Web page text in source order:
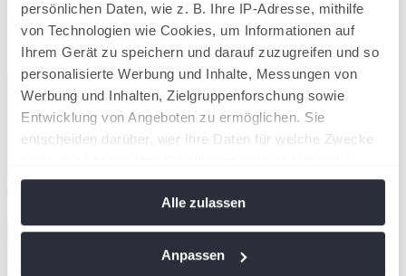
persönlichen Daten, wie z. B. Ihre IP-Adresse, mithilfe
von Technologien wie Cookies, um Informationen auf
Ihrem Gerät zu speichern und darauf zuzugreifen und so
personalisierte Werbung und Inhalte, Messungen von
Werbung und Inhalten, Zielgruppenforschung sowie
Entwicklung von Angeboten zu ermöglichen. Sie
entscheiden darüber, wer Ihre Daten für welche Zwecke
Cookie-Erklärung oder durch Klicken auf das Privacy
Trigger Symbol ändern oder widerrufen
Wenn Sie es erlauben, würden wir auch gerne:
Alle zulassen
Anpassen
News aus der Region Harz-Heide
Kompaktansicht